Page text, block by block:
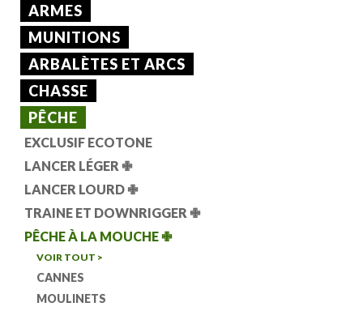
ARMES
MUNITIONS
ARBALÈTES ET ARCS
CHASSE
PÊCHE
EXCLUSIF ECOTONE
LANCER LÉGER ✙
LANCER LOURD ✙
TRAINE ET DOWNRIGGER ✙
PÊCHE À LA MOUCHE✙
VOIR TOUT >
CANNES
MOULINETS